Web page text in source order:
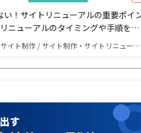
い！サイトリニューアルの重要ポイ
ニューアルのタイミングや手順を解
イト制作 / サイト制作・サイトリニューアル